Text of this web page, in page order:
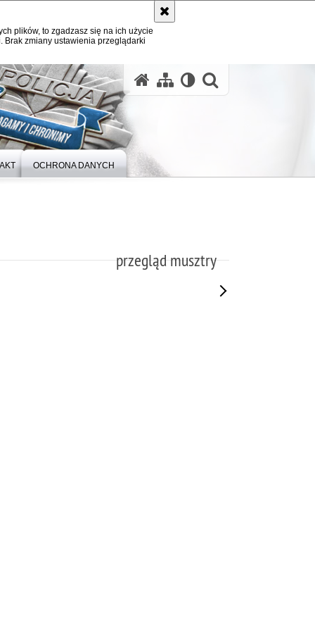
plików, to zgadzasz się na ich użycie
zmiany ustawienia przeglądarki
OCHRONA DANYCH
przegląd musztry